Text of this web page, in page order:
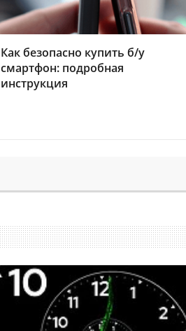
Как безопасно купить б/у
смартфон: подробная
инструкция